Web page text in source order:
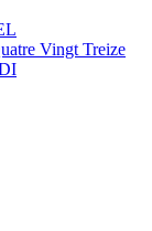
Vingt Treize